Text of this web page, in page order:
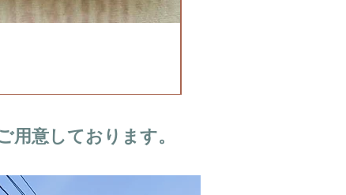
用意しております。